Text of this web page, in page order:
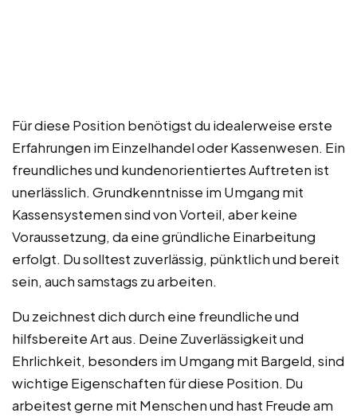
Für diese Position benötigst du idealerweise erste
Erfahrungen im Einzelhandel oder Kassenwesen. Ein
freundliches und kundenorientiertes Auftreten ist
unerlässlich. Grundkenntnisse im Umgang mit
Kassensystemen sind von Vorteil, aber keine
Voraussetzung, da eine gründliche Einarbeitung
erfolgt. Du solltest zuverlässig, pünktlich und bereit
sein, auch samstags zu arbeiten.
Du zeichnest dich durch eine freundliche und
hilfsbereite Art aus. Deine Zuverlässigkeit und
Ehrlichkeit, besonders im Umgang mit Bargeld, sind
wichtige Eigenschaften für diese Position. Du
arbeitest gerne mit Menschen und hast Freude am